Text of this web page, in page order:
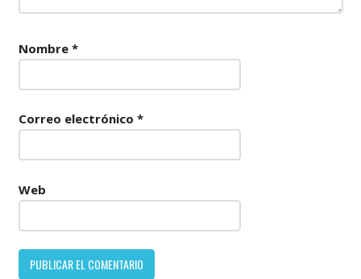
Nombre *
Correo electrónico *
Web